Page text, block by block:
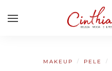
MAKEUP / PELE /